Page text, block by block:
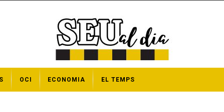
OCI ECONOMIA EL TEMPS